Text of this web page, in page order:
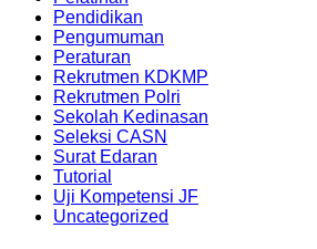
Pendidikan
Pengumuman
Peraturan
Rekrutmen KDKMP
Rekrutmen Polri
Sekolah Kedinasan
Seleksi CASN
Surat Edaran
Tutorial
Uji Kompetensi JF
Uncategorized